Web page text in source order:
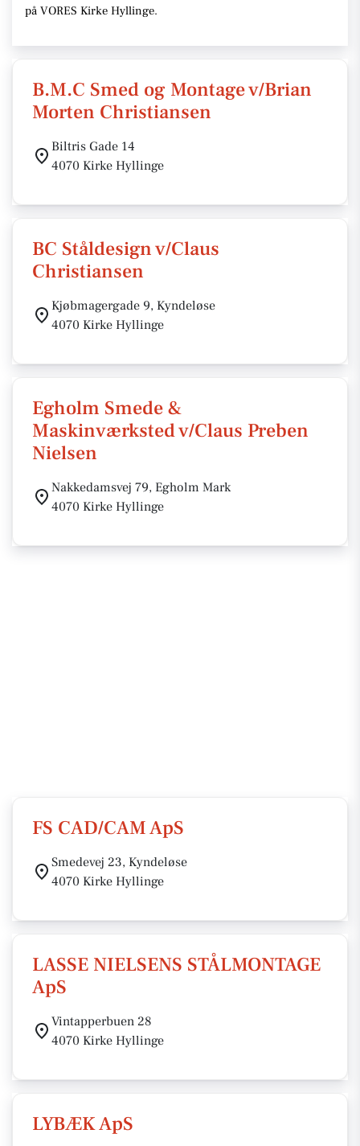
på VORES Kirke Hyllinge.
B.M.C Smed og Montage v/Brian
Morten Christiansen
Biltris Gade 14
4070 Kirke Hyllinge
BC Ståldesign v/Claus
Christiansen
Kjøbmagergade 9, Kyndeløse
4070 Kirke Hyllinge
Egholm Smede &
Maskinværksted v/Claus Preben
Nielsen
Nakkedamsvej 79, Egholm Mark
4070 Kirke Hyllinge
FS CAD/CAM ApS
Smedevej 23, Kyndeløse
4070 Kirke Hyllinge
LASSE NIELSENS STÅLMONTAGE
ApS
Vintapperbuen 28
4070 Kirke Hyllinge
LYBÆK ApS